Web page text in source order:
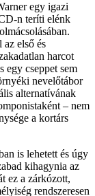
egy igazi
n teríti elénk
az első és
harcot
egy cseppet sem
nevelőtábor
alternatívának
– nem
a kortárs
is lehetett és úgy
kihagynia az
ez a zárkózott,
rendszeresen